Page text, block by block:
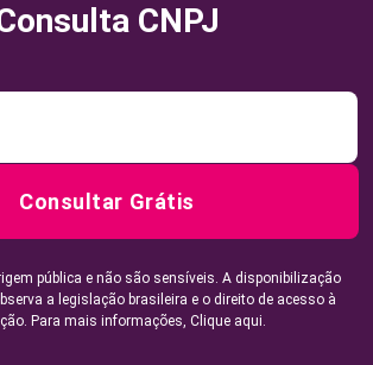
CNPJ
Consultar Grátis
pública e não são sensíveis. A disponibilização
a legislação brasileira e o direito de acesso à
Para mais informações, Clique aqui.